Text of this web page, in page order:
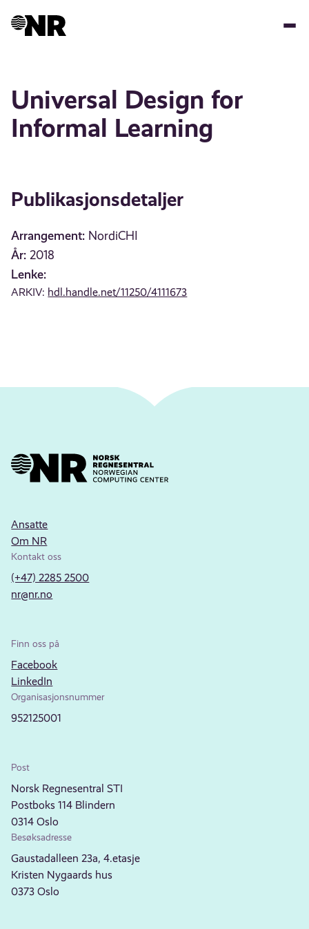
Universal Design for
Informal Learning
Publikasjonsdetaljer
Arrangement: NordiCHI
År: 2018
Lenke:
ARKIV: hdl.handle.net/11250/4111673
Ansatte
Om NR
Kontakt oss
(+47) 2285 2500
nr@nr.no
Finn oss på
Facebook
LinkedIn
Organisasjonsnummer
952125001
Post
Norsk Regnesentral STI
Postboks 114 Blindern
0314 Oslo
Besøksadresse
Gaustadalleen 23a, 4.etasje
Kristen Nygaards hus
0373 Oslo